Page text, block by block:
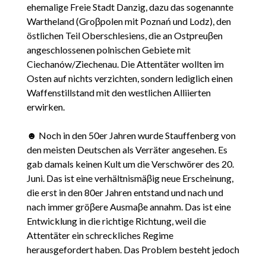
ehemalige Freie Stadt Danzig, dazu das sogenannte
Wartheland (Groβpolen mit Poznań und Lodz), den
östlichen Teil Oberschlesiens, die an Ostpreuβen
angeschlossenen polnischen Gebiete mit
Ciechanów/Ziechenau. Die Attentäter wollten im
Osten auf nichts verzichten, sondern lediglich einen
Waffenstillstand mit den westlichen Alliierten
erwirken.
☻ Noch in den 50er Jahren wurde Stauffenberg von
den meisten Deutschen als Verräter angesehen. Es
gab damals keinen Kult um die Verschwörer des 20.
Juni. Das ist eine verhältnismäβig neue Erscheinung,
die erst in den 80er Jahren entstand und nach und
nach immer gröβere Ausmaβe annahm. Das ist eine
Entwicklung in die richtige Richtung, weil die
Attentäter ein schreckliches Regime
herausgefordert haben. Das Problem besteht jedoch